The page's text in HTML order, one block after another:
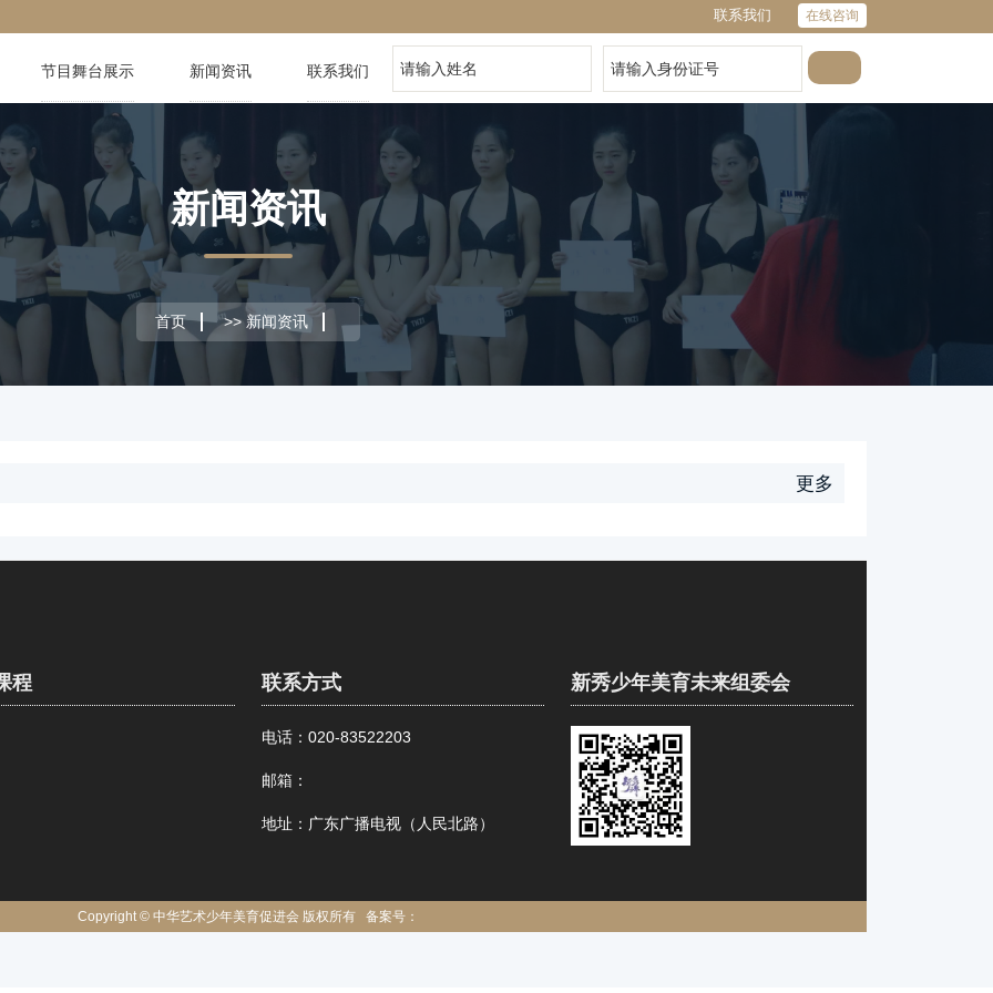
联系我们 在线咨询
节目舞台展示 新闻资讯 联系我们
新闻资讯
首页 >> 新闻资讯
更多
程 联系方式
电话：020-83522203
邮箱：
地址：广东广播电视（人民北路）
新秀少年美育未来组委会
Copyright © 中华艺术少年美育促进会 版权所有 备案号：